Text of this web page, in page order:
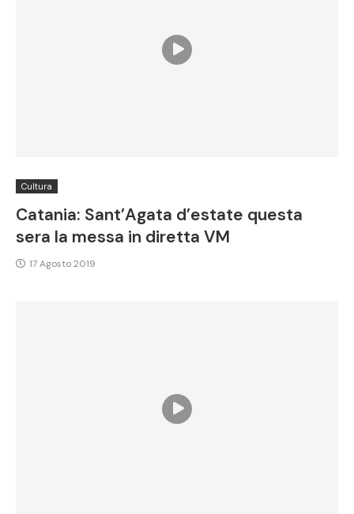
Cultura
Catania: Sant’Agata d’estate questa
sera la messa in diretta VM
17 Agosto 2019